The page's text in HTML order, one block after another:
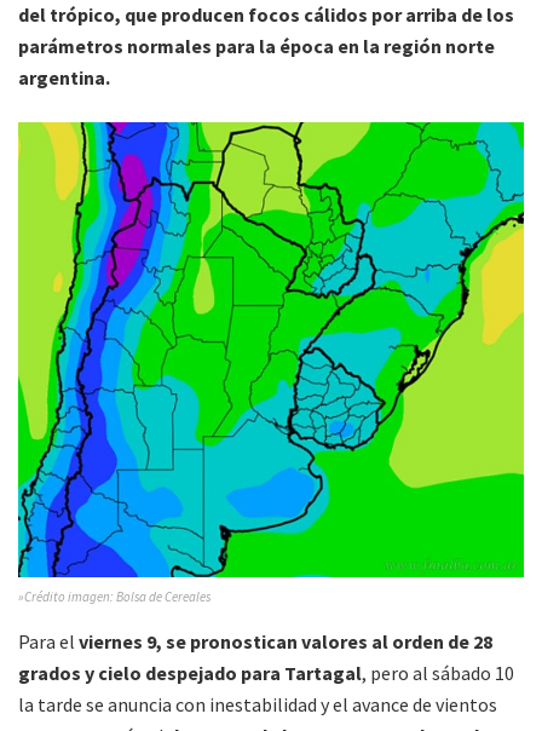
del trópico, que producen focos cálidos por arriba de los
parámetros normales para la época en la región norte
argentina.
»Crédito imagen: Bolsa de Cereales
Para el viernes 9, se pronostican valores al orden de 28
grados y cielo despejado para Tartagal, pero al sábado 10
la tarde se anuncia con inestabilidad y el avance de vientos